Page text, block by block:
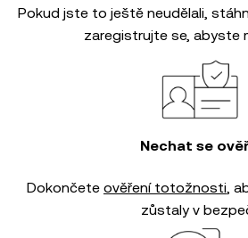
Pokud jste to ještě neudělali,
zaregistrujte se, abyste
Nechat se
Dokončete ověření totožnosti,
zůstaly v